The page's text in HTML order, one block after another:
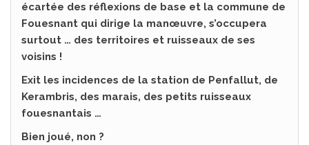
écartée des réflexions de base et la commune de
Fouesnant qui dirige la manœuvre, s’occupera
surtout … des territoires et ruisseaux de ses
voisins !
Exit les incidences de la station de Penfallut, de
Kerambris, des marais, des petits ruisseaux
fouesnantais …
Bien joué, non ?